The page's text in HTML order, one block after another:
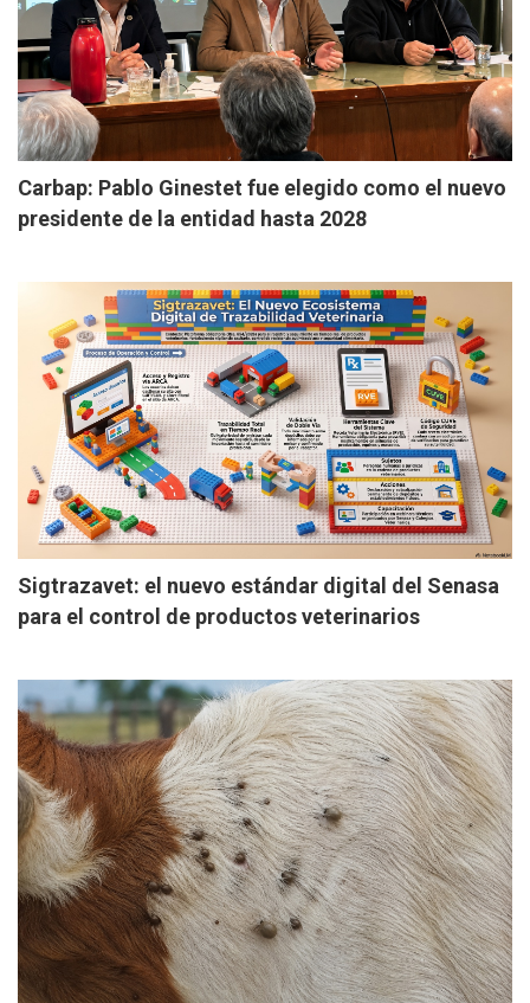
Carbap: Pablo Ginestet fue elegido como el nuevo
presidente de la entidad hasta 2028
Sigtrazavet: el nuevo estándar digital del Senasa
para el control de productos veterinarios